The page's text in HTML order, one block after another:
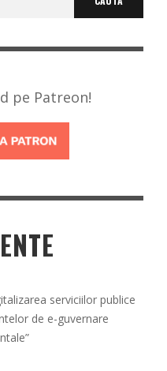
pe Patreon!
serviciilor publice
de e-guvernare